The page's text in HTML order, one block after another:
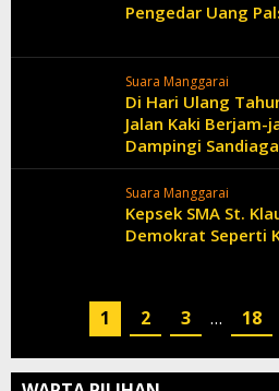
Pengedar Uang
Suara Manggarai
Di Hari Ulang
Jalan Kaki Berjam-
Dampingi
Suara Manggarai
Kepsek SMA St.
Demokrat Seperti
1 2 3 … 18